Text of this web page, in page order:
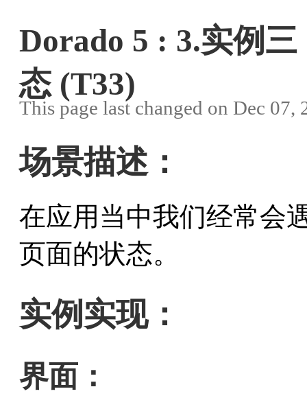
Dorado 5 : 3.实例
态 (T33)
This page last changed on Dec 07,
场景描述：
在应用当中我们经常会
页面的状态。
实例实现：
界面：